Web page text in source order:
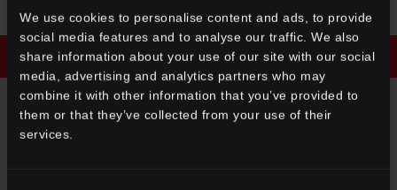
We use cookies to personalise content and ads, to provide
social media features and to analyse our traffic. We also
share information about your use of our site with our social
media, advertising and analytics partners who may
combine it with other information that you’ve provided to
them or that they’ve collected from your use of their
services.
Télécharger le brochure Demander des infos